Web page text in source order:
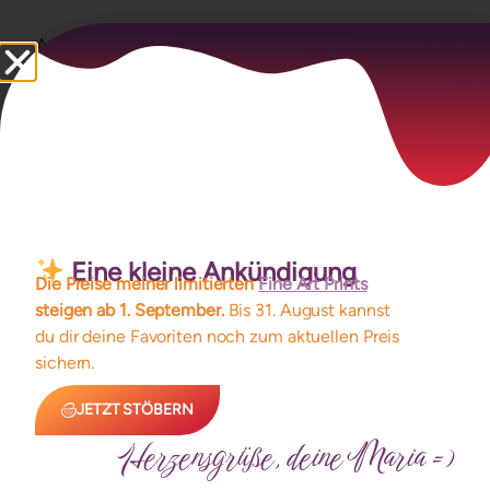
Aura
Rahmen
Ähnliche Produkte
Eine kleine Ankündigung
Die Preise meiner limitiertenFine Art Prints
steigen ab 1. September. Bis 31. August kannst
du dir deine Favoriten noch zum aktuellen Preis
sichern.
JETZT STÖBERN
Herzensgrüße, deine Maria =)